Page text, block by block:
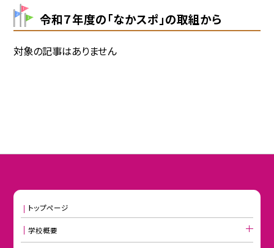
令和７年度の「なかスポ」の取組から
対象の記事はありません
トップページ
学校概要